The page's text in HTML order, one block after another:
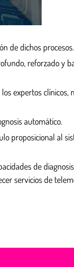
de dichos procesos.
reforzado y
expertos clínicos,
automático.
proposicional al
de
servicios de